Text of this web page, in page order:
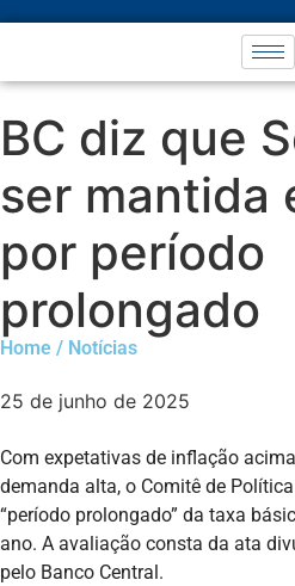
BC diz que
ser mantida
por período
prolongado
Home / Notícias
25 de junho de 2025
Com expetativas de inflação
demanda alta, o Comitê de
“período prolongado” da taxa
ano. A avaliação consta da ata
pelo Banco Central.